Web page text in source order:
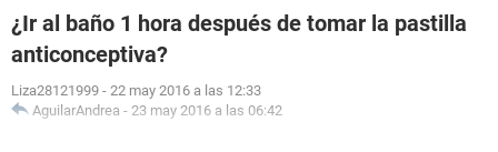
¿Ir al baño 1 hora después de tomar la pastilla
anticonceptiva?
Liza28121999 - 22 may 2016 a las 12:33
AguilarAndrea - 23 may 2016 a las 06:42